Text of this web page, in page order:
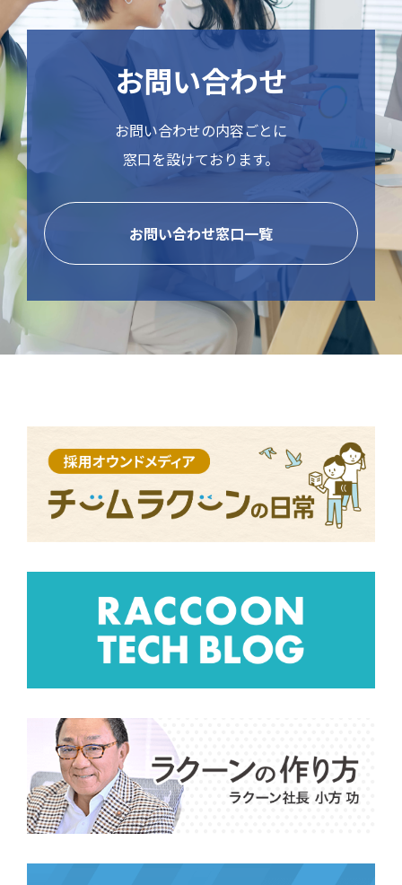
お問い合わせ
お問い合わせの内容ごとに
窓口を設けております。
お問い合わせ窓口一覧